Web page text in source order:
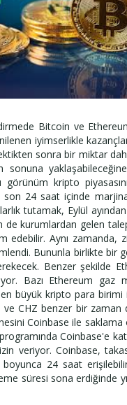
Bitcoin ve
iyimserlikle
sonra bir miktar
sonuna
kripto
son 24 saat içinde
tutamak, Eylül
kurumlardan gelen
Aynı zamanda,
Bununla birlikte bir
Benzer şekilde
Bazı Ethereum gaz
büyük kripto para
ve CHZ benzer bir
Coinbase ile
Coinbase'e
veriyor. Coinbase,
24 saat
süresi sona erdiğinde